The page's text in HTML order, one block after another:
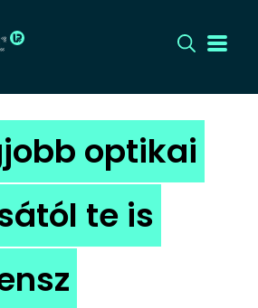
CÍMLAP
DIZÁJN
DIVAT
HIP
optikai
te is